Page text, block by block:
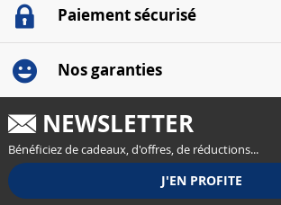
Paiement sécurisé
Nos garanties
NEWSLETTER
Bénéficiez de cadeaux, d'offres, de réductions...